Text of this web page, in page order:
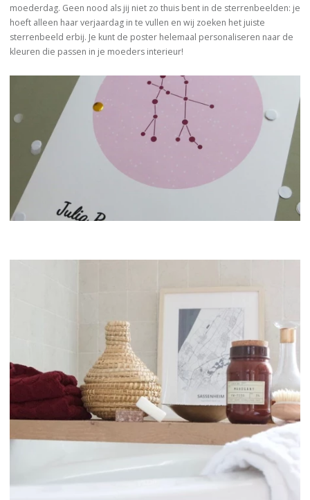
moederdag. Geen nood als jij niet zo thuis bent in de sterrenbeelden: je
hoeft alleen haar verjaardag in te vullen en wij zoeken het juiste
sterrenbeeld erbij. Je kunt de poster helemaal personaliseren naar de
kleuren die passen in je moeders interieur!